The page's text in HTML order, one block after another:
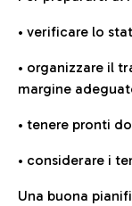
• verificare lo
• organizzare il
margine
• tenere pronti
• considerare i
Una buona